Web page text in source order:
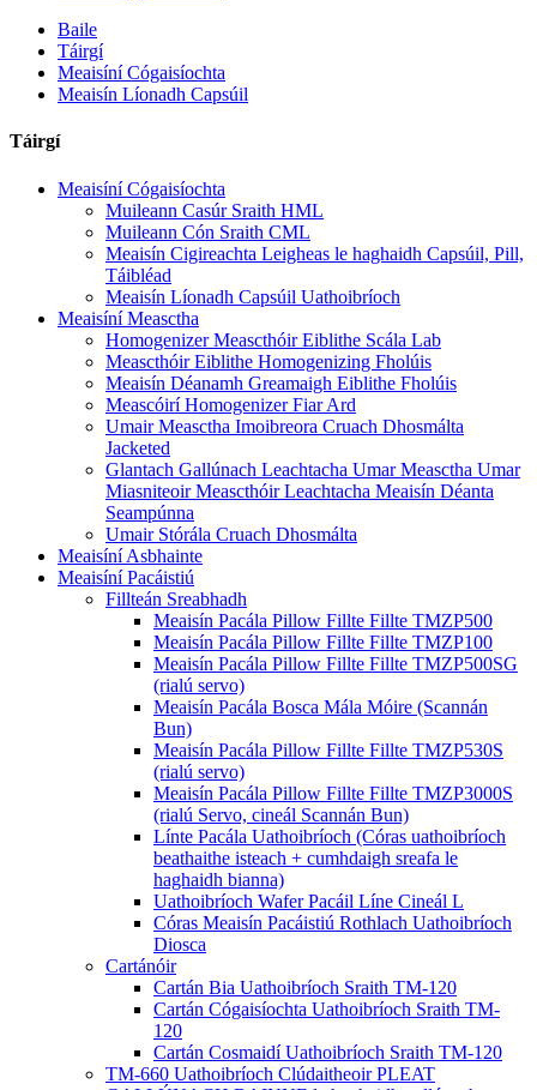
Baile
Táirgí
Meaisíní Cógaisíochta
Meaisín Líonadh Capsúil
Táirgí
Meaisíní Cógaisíochta
Muileann Casúr Sraith HML
Muileann Cón Sraith CML
Meaisín Cigireachta Leigheas le haghaidh Capsúil, Pill,
Táibléad
Meaisín Líonadh Capsúil Uathoibríoch
Meaisíní Measctha
Homogenizer Meascthóir Eiblithe Scála Lab
Meascthóir Eiblithe Homogenizing Fholúis
Meaisín Déanamh Greamaigh Eiblithe Fholúis
Meascóirí Homogenizer Fiar Ard
Umair Measctha Imoibreora Cruach Dhosmálta
Jacketed
Glantach Gallúnach Leachtacha Umar Measctha Umar
Miasniteoir Meascthóir Leachtacha Meaisín Déanta
Seampúnna
Umair Stórála Cruach Dhosmálta
Meaisíní Asbhainte
Meaisíní Pacáistiú
Fillteán Sreabhadh
Meaisín Pacála Pillow Fillte Fillte TMZP500
Meaisín Pacála Pillow Fillte Fillte TMZP100
Meaisín Pacála Pillow Fillte Fillte TMZP500SG
(rialú servo)
Meaisín Pacála Bosca Mála Móire (Scannán
Bun)
Meaisín Pacála Pillow Fillte Fillte TMZP530S
(rialú servo)
Meaisín Pacála Pillow Fillte Fillte TMZP3000S
(rialú Servo, cineál Scannán Bun)
Línte Pacála Uathoibríoch (Córas uathoibríoch
beathaithe isteach + cumhdaigh sreafa le
haghaidh bianna)
Uathoibríoch Wafer Pacáil Líne Cineál L
Córas Meaisín Pacáistiú Rothlach Uathoibríoch
Diosca
Cartánóir
Cartán Bia Uathoibríoch Sraith TM-120
Cartán Cógaisíochta Uathoibríoch Sraith TM-
120
Cartán Cosmaidí Uathoibríoch Sraith TM-120
TM-660 Uathoibríoch Clúdaitheoir PLEAT